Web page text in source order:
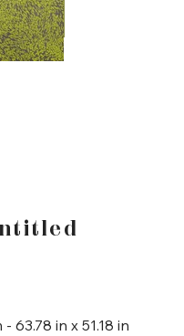
63.78 in x 51.18 in